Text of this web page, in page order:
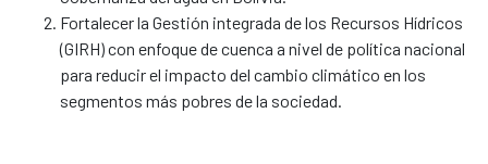
Fortalecer la Gestión integrada de los Recursos Hídricos
(GIRH) con enfoque de cuenca a nivel de política nacional
para reducir el impacto del cambio climático en los
segmentos más pobres de la sociedad.